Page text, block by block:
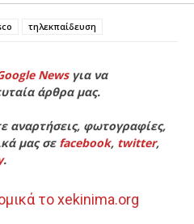
τηλεκπαίδευση
Newsγια να
άρθρα μας.
αναρτήσεις, φωτογραφίες,
μας σε facebook, twitter,
.
το xekinima.org